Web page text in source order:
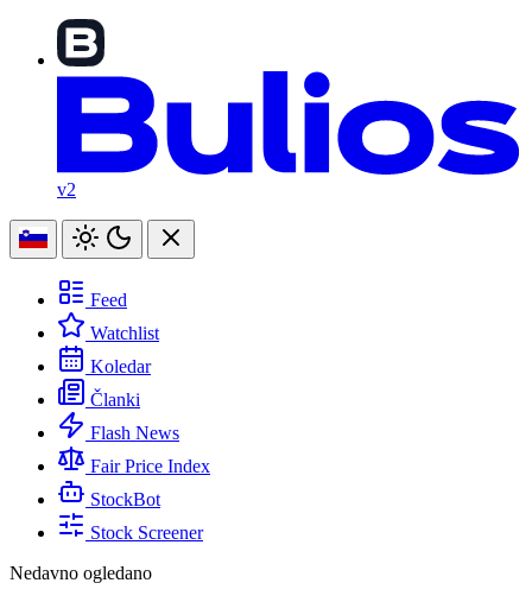
v2
Feed
Watchlist
Koledar
Članki
Flash News
Fair Price Index
StockBot
Stock Screener
Nedavno ogledano